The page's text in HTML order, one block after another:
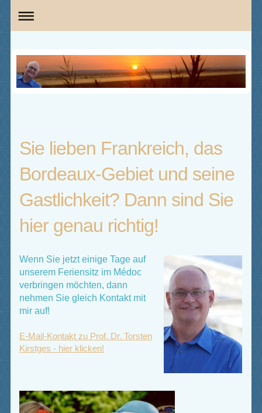
Sie lieben Frankreich, das
Bordeaux-Gebiet und seine
Gastlichkeit? Dann sind Sie
hier genau richtig!
Wenn Sie jetzt einige Tage auf
unserem Feriensitz im Médoc
verbringen möchten, dann
nehmen Sie gleich Kontakt mit
mir auf!
E-Mail-Kontakt zu Prof. Dr. Torsten
Kirstges - hier klicken!